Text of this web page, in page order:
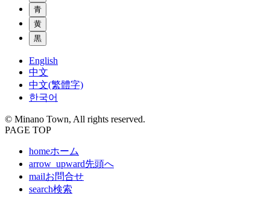
青
黄
黒
English
中文
中文(繁體字)
한국어
© Minano Town, All rights reserved.
PAGE TOP
homeホーム
arrow_upward先頭へ
mailお問合せ
search検索